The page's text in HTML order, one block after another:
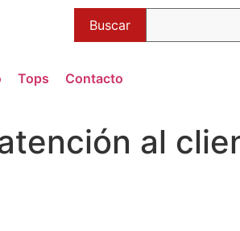
Buscar
Tops Contacto
al